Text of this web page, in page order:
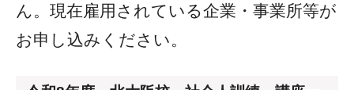
ん。現在雇用されている企業・事業所等が
お申し込みください。